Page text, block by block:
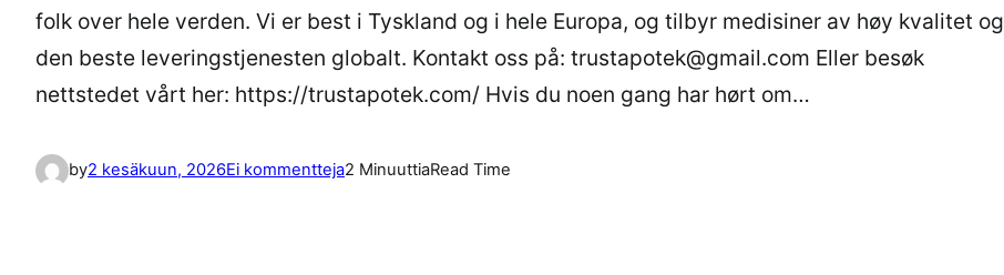
folk over hele verden. Vi er best i Tyskland og i hele Europa, og tilbyr medisiner av høy kvalitet og
den beste leveringstjenesten globalt. Kontakt oss på: trustapotek@gmail.com Eller besøk
nettstedet vårt her: https://trustapotek.com/ Hvis du noen gang har hørt om…
by2 kesäkuun, 2026Ei kommenttejaa2 MinuuttiaRead Time